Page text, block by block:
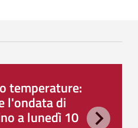
temperature:
l'ondata di
a lunedì 10